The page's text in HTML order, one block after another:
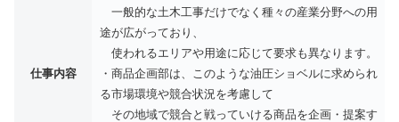
仕事内容
一般的な土木工事だけでなく種々の産業分野への用
途が広がっており、
使われるエリアや用途に応じて要求も異なります。
・商品企画部は、このような油圧ショベルに求められ
る市場環境や競合状況を考慮して
その地域で競合と戦っていける商品を企画・提案す